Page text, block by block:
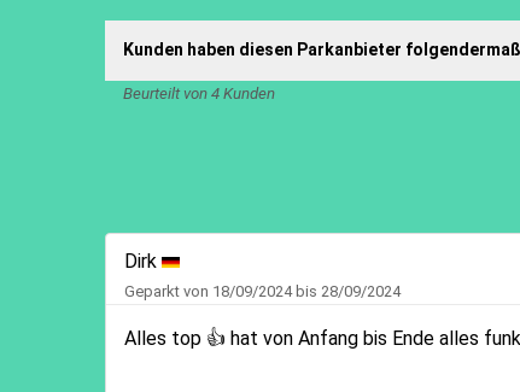
Kunden haben diesen Parkanbieter
Beurteilt von 4 Kunden
Dirk
Geparkt von 18/09/2024 bis 28/09/2024
Alles top 👍 hat von Anfang bis Ende alles